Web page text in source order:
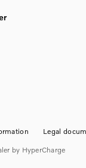
Legal
by HyperCharge